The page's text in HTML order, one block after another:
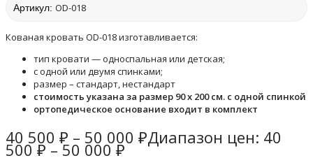
Артикул: ОD-018
Кованая кровать OD-018 изготавливается:
тип кровати — односпальная или детская;
с одной или двумя спинками;
размер – стандарт, нестандарт
стоимость указана за размер 90 х 200 см. с одной спинкой
ортопедическое основание входит в комплект
40 500 ₽ – 50 000 ₽Диапазон цен: 40
500 ₽ – 50 000 ₽